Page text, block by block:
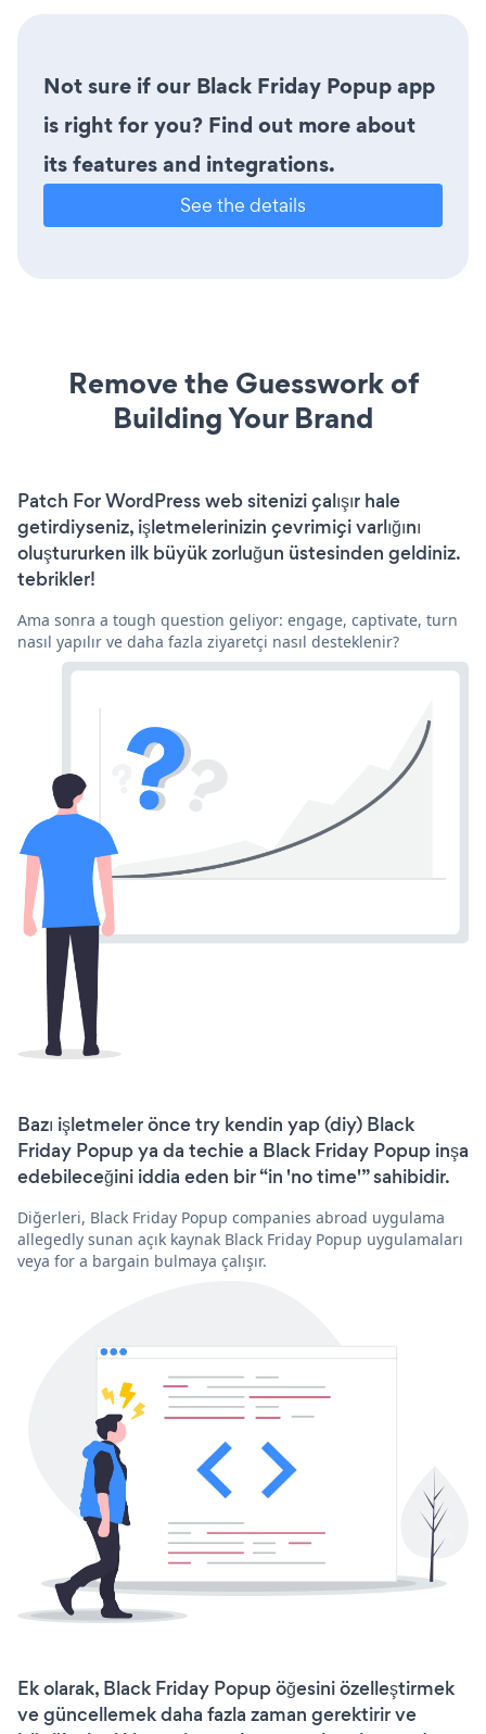
Not sure if our Black Friday Popup app
is right for you? Find out more about
its features and integrations.
See the details
Remove the Guesswork of
Building Your Brand
Patch For WordPress web sitenizi çalışır hale
getirdiyseniz, işletmelerinizin çevrimiçi varlığını
oluştururken ilk büyük zorluğun üstesinden geldiniz.
tebrikler!
Ama sonra a tough question geliyor: engage, captivate, turn
nasıl yapılır ve daha fazla ziyaretçi nasıl desteklenir?
Bazı işletmeler önce try kendin yap (diy) Black
Friday Popup ya da techie a Black Friday Popup inşa
edebileceğini iddia eden bir “in 'no time'” sahibidir.
Diğerleri, Black Friday Popup companies abroad uygulama
allegedly sunan açık kaynak Black Friday Popup uygulamaları
veya for a bargain bulmaya çalışır.
Ek olarak, Black Friday Popup öğesini özelleştirmek
ve güncellemek daha fazla zaman gerektirir ve